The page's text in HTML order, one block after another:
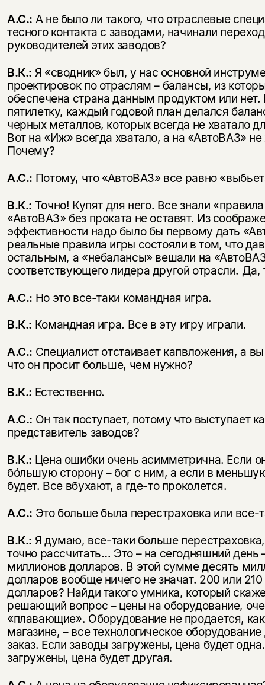
А.С.: А не было ли такого, что отраслевые
тесного контакта с заводами, начинали
руководителей этих заводов?
В.К.: Я «сводник» был, у нас основной
проектировок по отраслям – балансы, из
обеспечена страна данным продуктом или
пятилетку, каждый годовой план делался
черных металлов, которых всегда не хватало
Вот на «Иж» всегда хватало, а на «АвтоВАЗ» не
Почему?
А.С.: Потому, что «АвтоВАЗ» все равно
В.К.: Точно! Купят для него. Все знали
«АвтоВАЗ» без проката не оставят. Из
эффективности надо было бы первому дать
реальные правила игры состояли в том, что
остальным, а «небалансы» вешали на
соответствующего лидера другой отрасли. Да,
А.С.: Но это все-таки командная игра.
В.К.: Командная игра. Все в эту игру играли.
А.С.: Специалист отстаивает капвложения, а
что он просит больше, чем нужно?
В.К.: Естественно.
А.С.: Он так поступает, потому что выступает
представитель заводов?
В.К.: Цена ошибки очень асимметрична. Если
бóльшую сторону – бог с ним, а если в
будет. Все вбухают, а где-то проколется.
А.С.: Это больше была перестраховка или все-
В.К.: Я думаю, все-таки больше
точно рассчитать… Это – на сегодняшний день
миллионов долларов. В этой сумме десять
долларов вообще ничего не значат. 200 или
долларов? Найди такого умника, который
решающий вопрос – цены на оборудование,
«плавающие». Оборудование не продается,
магазине, – все технологическое
заказ. Если заводы загружены, цена будет
загружены, цена будет другая.
Подписка на рассылку
Раз в неделю мы отправляем рассылку
о книгах и событиях «НЛО».
скидку 15%
Я соглашаюсь сПолитикой конфиденциальности
Этой книги временно
нет в продаже.
Вы можете подписаться на
уведомления, и при поступлении книги
на склад получить письмо на указанный
Я соглашаюсь с Политикой конфиденциальности
Эта книга
несовершеннолетних
вам уже исполнилось 18 лет?